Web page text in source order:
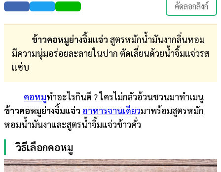
คัดลอกลิงก์
ข้าวคอหมูย่างจิ้มแจ่ว สูตรหมักน้ำมันงากลิ่นหอม
มีความนุ่มอร่อยละลายในปาก ตัดเลี่ยนด้วยน้ำจิ้มแจ่วรส
แซ่บ
คอหมูทำอะไรกินดี ? ใครไม่กลัวอ้วนชวนมาทำเมนู
ข้าวคอหมูย่างจิ้มแจ่ว อาหารจานเดียวมาพร้อมสูตรหมัก
หอมน้ำมันงาและสูตรน้ำจิ้มแจ่วข้าวคั่ว
วิธีเลือกคอหมู
ตรวจ
ผล
บอล
สด
การ
เงิน
การ
ศึกษา